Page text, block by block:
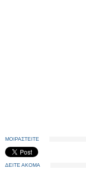
ΜΟΙΡΑΣΤΕΙΤΕ
ΔΕΙΤΕ ΑΚΟΜΑ